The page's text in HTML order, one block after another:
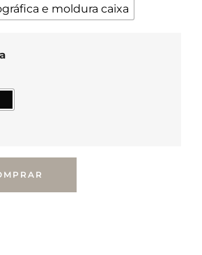
e moldura caixa